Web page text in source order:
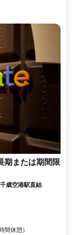
または期間限
歳空港駅直結
休憩）